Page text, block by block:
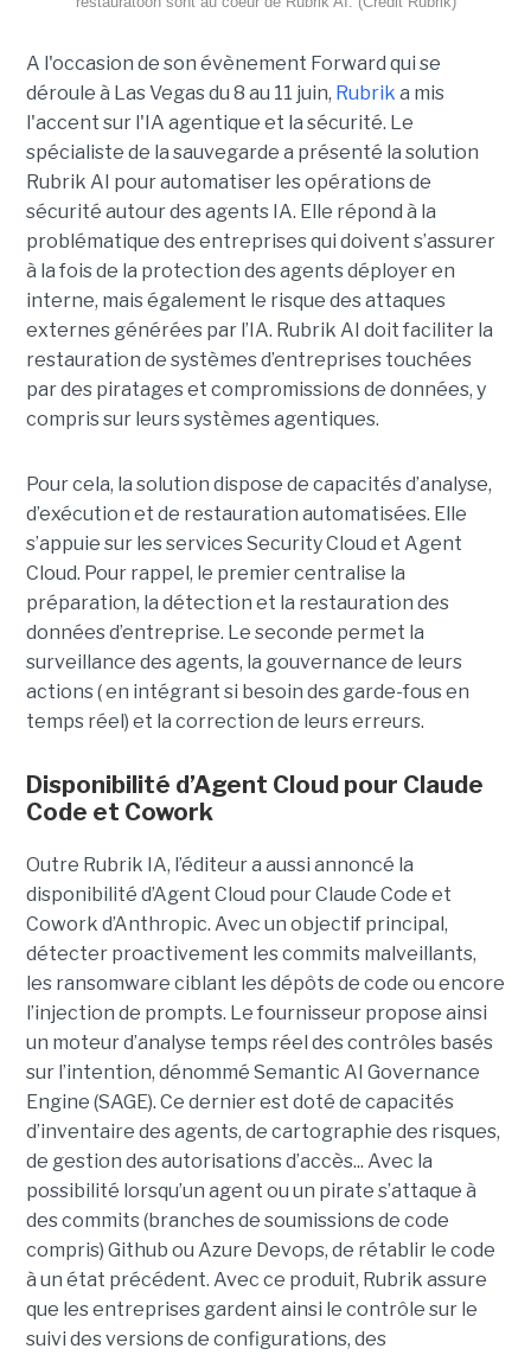
A l'occasion de son évènement Forward qui se
déroule à Las Vegas du 8 au 11 juin, Rubrik a mis
l'accent sur l'IA agentique et la sécurité. Le
spécialiste de la sauvegarde a présenté la solution
Rubrik AI pour automatiser les opérations de
sécurité autour des agents IA. Elle répond à la
problématique des entreprises qui doivent s’assurer
à la fois de la protection des agents déployer en
interne, mais également le risque des attaques
externes générées par l’IA. Rubrik AI doit faciliter la
restauration de systèmes d’entreprises touchées
par des piratages et compromissions de données, y
compris sur leurs systèmes agentiques.
Pour cela, la solution dispose de capacités d’analyse,
d’exécution et de restauration automatisées. Elle
s’appuie sur les services Security Cloud et Agent
Cloud. Pour rappel, le premier centralise la
préparation, la détection et la restauration des
données d’entreprise. Le seconde permet la
surveillance des agents, la gouvernance de leurs
actions ( en intégrant si besoin des garde-fous en
temps réel) et la correction de leurs erreurs.
Disponibilité d’Agent Cloud pour Claude
Code et Cowork
Outre Rubrik IA, l’éditeur a aussi annoncé la
disponibilité d’Agent Cloud pour Claude Code et
Cowork d’Anthropic. Avec un objectif principal,
détecter proactivement les commits malveillants,
les ransomware ciblant les dépôts de code ou encore
l’injection de prompts. Le fournisseur propose ainsi
un moteur d’analyse temps réel des contrôles basés
sur l’intention, dénommé Semantic AI Governance
Engine (SAGE). Ce dernier est doté de capacités
d’inventaire des agents, de cartographie des risques,
de gestion des autorisations d’accès... Avec la
possibilité lorsqu’un agent ou un pirate s’attaque à
des commits (branches de soumissions de code
compris) Github ou Azure Devops, de rétablir le code
à un état précédent. Avec ce produit, Rubrik assure
que les entreprises gardent ainsi le contrôle sur le
suivi des versions de configurations, des